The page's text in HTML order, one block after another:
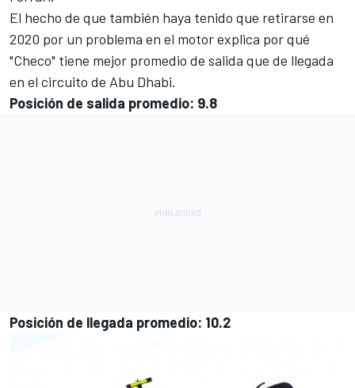
El hecho de que también haya tenido que retirarse en
2020 por un problema en el motor explica por qué
"Checo" tiene mejor promedio de salida que de llegada
en el circuito de Abu Dhabi.
Posición de salida promedio: 9.8
Posición de llegada promedio: 10.2